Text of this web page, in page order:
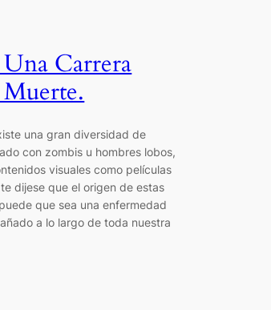
Carrera
una gran diversidad de
con zombis u hombres lobos,
visuales como películas
dijese que el origen de estas
que sea una enfermedad
a lo largo de toda nuestra